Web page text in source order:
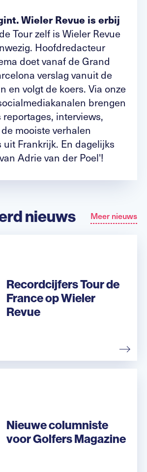
Wieler Revue is erbij
Tour zelf is Wieler Revue
Hoofdredacteur
doet vanaf de Grand
verslag vanuit de
en volgt de koers. Via onze
brengen
interviews,
mooiste verhalen
Frankrijk. En dagelijks
Adrie van der Poel'!
nieuws Meer nieuws
Recordcijfers Tour de
France op Wieler
Revue
Nieuwe columniste
voor Golfers Magazine